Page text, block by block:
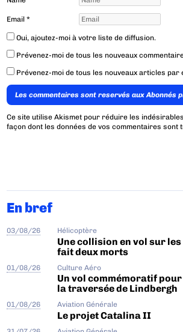
Email*
Oui, ajoutez-moi à votre liste de diffusion.
Prévenez-moi de tous les nouveaux
Prévenez-moi de tous les nouveaux articles par
Les commentaires sont reservés aux Abonnés
Ce site utilise Akismet pour réduire les
façon dont les données de vos commentaires sont
En bref
03/08/26 Hélicoptère
Une collision en vol sur les
fait deux morts
01/08/26 Culture Aéro
Un vol commémoratif
la traversée de Lindbergh
01/08/26 Aviation Générale
Le projet Catalina II